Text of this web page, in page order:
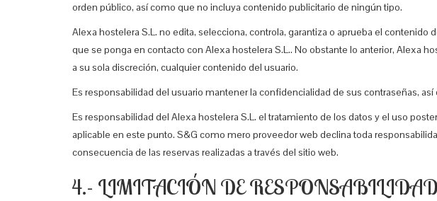
orden público, así como que no incluya contenido publicitario de ningún tipo.
Alexa hostelera S.L. no edita, selecciona, controla, garantiza o aprueba el
que se ponga en contacto con Alexa hostelera S.L.. No obstante lo anterior, Alexa
a su sola discreción, cualquier contenido del usuario.
Es responsabilidad del usuario mantener la confidencialidad de sus contraseñas,
Es responsabilidad del Alexa hostelera S.L. el tratamiento de los datos y el uso
aplicable en este punto. S&G como mero proveedor web declina toda
consecuencia de las reservas realizadas a través del sitio web.
4.- LIMITACIÓN DE RESPONSABILIDAD